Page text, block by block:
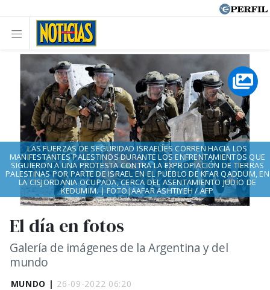
MUNDO | 26-09-2022 06:20
El día en fotos
Galería de imágenes de la Argentina y del
mundo
LAS FUERZAS DE SEGURIDAD ISRAELÍES CORREN HACIA LOS
MANIFESTANTES PALESTINOS DURANTE LOS ENFRENTAMIENTOS QUE
SIGUIERON A UNA PROTESTA CONTRA LA EXPROPIACIÓN DE TIERRAS
PALESTINAS POR PARTE DE ISRAEL EN EL PUEBLO DE KFAR QADDUM, EN
LA CISJORDANIA OCUPADA, CERCA DEL ASENTAMIENTO JUDÍO DE
KEDUMIM. | FOTO:JAAFAR ASHTIYEH / AFP